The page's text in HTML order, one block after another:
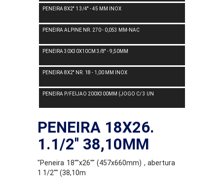
PENEIRA 8X2'' 1 3/4'' - 45 MM INOX
PENEIRA ALPINE NR. 270 - 0,053 MM-NAC
PENEIRA 30X30X10CM 3/8'' - 9,50MM
PENEIRA 8X2'' NR. 18 - 1,00 MM INOX
PENEIRA P/FEIJAO 200X300MM (JOGO C/ 3 UN
PENEIRA 18X26.
1.1/2'' 38,10MM
"Peneira 18""x26"" (457x660mm) , abertura
1 1/2"" (38,10m